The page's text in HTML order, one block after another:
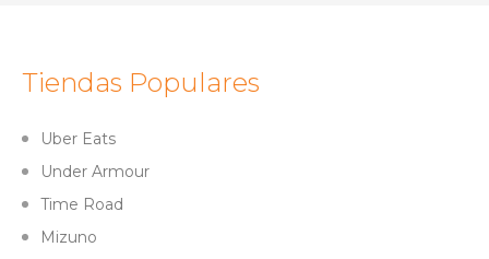
Tiendas Populares
Uber Eats
Under Armour
Time Road
Mizuno